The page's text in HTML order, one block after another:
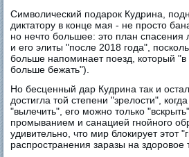
Символический подарок Кудрина,
диктатору в конце мая - не просто
но нечто большее: это план спасения
и его элиты "после 2018 года",
больше напоминает поезд, который
больше бежать").
Но бесценный дар Кудрина так и
достигла той степени "зрелости",
"вылечить", его можно только
промыванием и санацией гнойного
удивительно, что мир блокирует этот
распространения заразы на здоровое